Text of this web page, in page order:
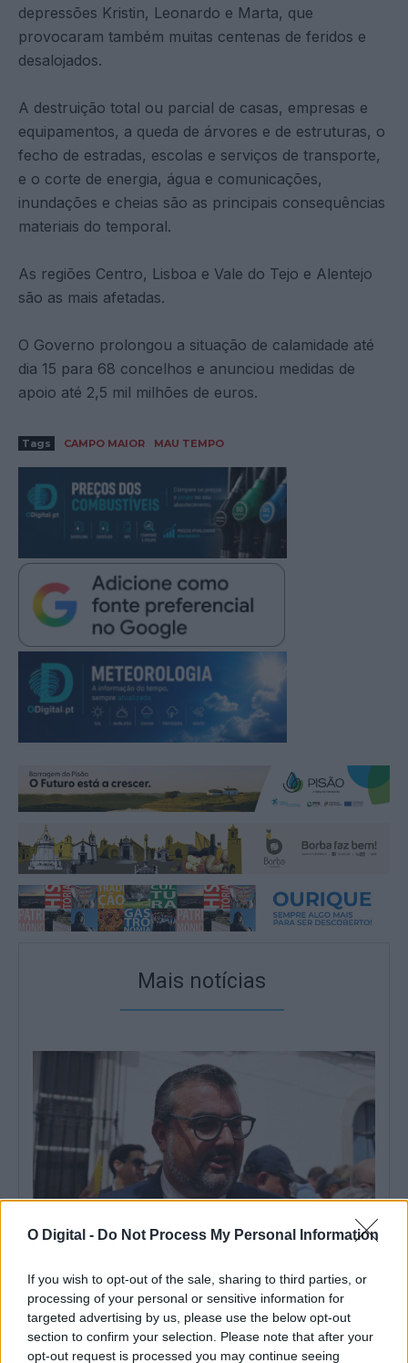
O Digital - Do Not Process My Personal Information
If you wish to opt-out of the sale, sharing to third parties, or
processing of your personal or sensitive information for
targeted advertising by us, please use the below opt-out
section to confirm your selection. Please note that after your
opt-out request is processed you may continue seeing
depressões Kristin, Leonardo e Marta, que
provocaram também muitas centenas de feridos e
desalojados.
A destruição total ou parcial de casas, empresas e
equipamentos, a queda de árvores e de estruturas, o
fecho de estradas, escolas e serviços de transporte,
e o corte de energia, água e comunicações,
inundações e cheias são as principais consequências
materiais do temporal.
As regiões Centro, Lisboa e Vale do Tejo e Alentejo
são as mais afetadas.
O Governo prolongou a situação de calamidade até
dia 15 para 68 concelhos e anunciou medidas de
apoio até 2,5 mil milhões de euros.
Tags CAMPO MAIOR MAU TEMPO
Mais notícias
Presidente da CIM do Alto Alentejo salienta que a hotelaria do
distrito está «toda esgotada» devido às Festas do Povo
O presidente da Comunidade Intermunicipal do Alto Alentejo
(CIMAA), Joaquim Diogo, afirmou este sábado...
8 Agosto, 2026 - 17:55